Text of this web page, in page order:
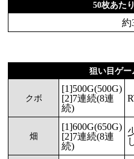
50枚あた
約
狙い目ゲ
クボ
[1]500G(500G)
[2]7連続(8連
続)
畑
[1]600G(650G)
[2]7連続(8連
続)